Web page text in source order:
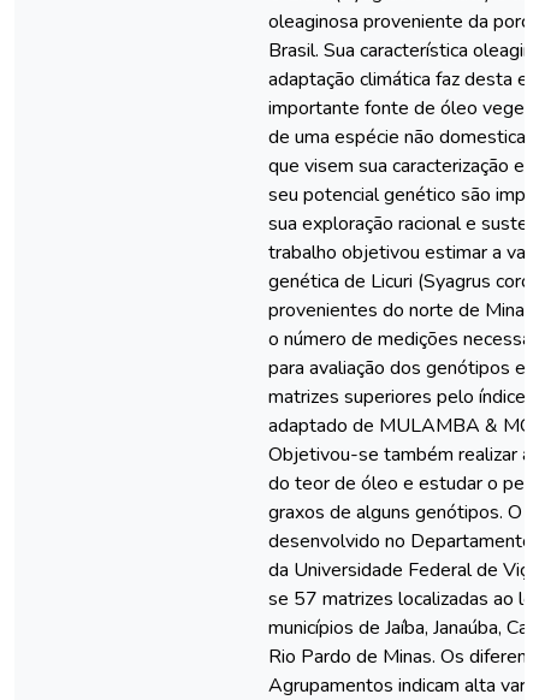
oleaginosa proveniente da
Brasil. Sua característica
adaptação climática faz desta
importante fonte de óleo
de uma espécie não
que visem sua caracterização e
seu potencial genético são
sua exploração racional e
trabalho objetivou estimar a
genética de Licuri (Syagrus
provenientes do norte de Minas
o número de medições
para avaliação dos genótipos e
matrizes superiores pelo índice
adaptado de MULAMBA &
Objetivou-se também realizar a
do teor de óleo e estudar o
graxos de alguns genótipos. O
desenvolvido no Departamento
da Universidade Federal de
se 57 matrizes localizadas ao
municípios de Jaíba, Janaúba,
Rio Pardo de Minas. Os
Agrupamentos indicam alta